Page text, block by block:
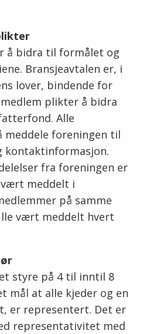
å bidra til formålet og
Bransjeavtalen er, i
lover, bindende for
plikter å bidra
Alle
meddele foreningen til
kontaktinformasjon.
fra foreningen er
vært meddelt i
på samme
vært meddelt hvert
styre på 4 til inntil 8
mål at alle kjeder og en
er representert. Det er
representativitet med